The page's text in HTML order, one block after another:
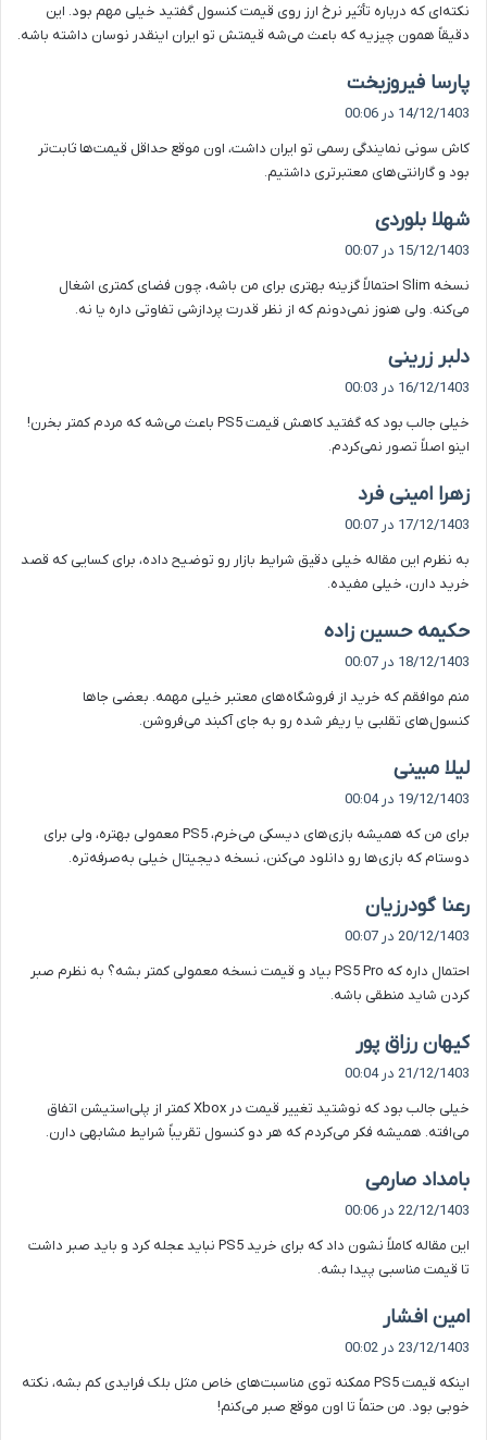
:
نکته‌ای که درباره تأثیر نرخ ارز روی قیمت کنسول گفتید خیلی مهم بود. این
دقیقاً همون چیزیه که باعث می‌شه قیمتش تو ایران اینقدر نوسان داشته باشه.
پارسا فیروزبخت
:
14/12/1403 در 00:06
کاش سونی نمایندگی رسمی تو ایران داشت، اون موقع حداقل قیمت‌ها ثابت‌تر
بود و گارانتی‌های معتبرتری داشتیم.
شهلا بلوردی
ف
:
15/12/1403 در 00:07
نسخه Slim احتمالاً گزینه بهتری برای من باشه، چون فضای کمتری اشغال
می‌کنه. ولی هنوز نمی‌دونم که از نظر قدرت پردازشی تفاوتی داره یا نه.
دلبر زرینی
:
16/12/1403 در 00:03
خیلی جالب بود که گفتید کاهش قیمت PS5 باعث می‌شه که مردم کمتر بخرن!
اینو اصلاً تصور نمی‌کردم.
زهرا امینی فرد
ف
:
17/12/1403 در 00:07
به نظرم این مقاله خیلی دقیق شرایط بازار رو توضیح داده، برای کسایی که قصد
خرید دارن، خیلی مفیده.
حکیمه حسین زاده
:
18/12/1403 در 00:07
منم موافقم که خرید از فروشگاه‌های معتبر خیلی مهمه. بعضی جاها
کنسول‌های تقلبی یا ریفر شده رو به جای آکبند می‌فروشن.
لیلا مبینی
:
19/12/1403 در 00:04
برای من که همیشه بازی‌های دیسکی می‌خرم، PS5 معمولی بهتره، ولی برای
دوستام که بازی‌ها رو دانلود می‌کنن، نسخه دیجیتال خیلی به‌صرفه‌تره.
رعنا گودرزیان
ف
:
20/12/1403 در 00:07
احتمال داره که PS5 Pro بیاد و قیمت نسخه معمولی کمتر بشه؟ به نظرم صبر
کردن شاید منطقی باشه.
کیهان رزاق پور
ف
:
21/12/1403 در 00:04
خیلی جالب بود که نوشتید تغییر قیمت در Xbox کمتر از پلی‌استیشن اتفاق
می‌افته. همیشه فکر می‌کردم که هر دو کنسول تقریباً شرایط مشابهی دارن.
بامداد صارمی
ف
:
22/12/1403 در 00:06
این مقاله کاملاً نشون داد که برای خرید PS5 نباید عجله کرد و باید صبر داشت
تا قیمت مناسبی پیدا بشه.
امین افشار
ف
:
23/12/1403 در 00:02
اینکه قیمت PS5 ممکنه توی مناسبت‌های خاص مثل بلک فرایدی کم بشه، نکته
خوبی بود. من حتماً تا اون موقع صبر می‌کنم!